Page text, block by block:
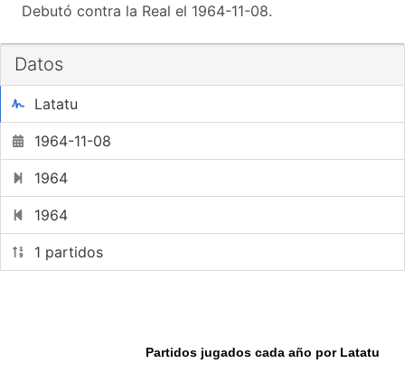
Debutó contra la Real el 1964-11-08.
Datos
Latatu
1964-11-08
1964
1964
1 partidos
Partidos jugados cada año por Latatu